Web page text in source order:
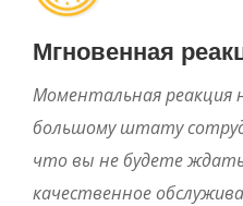
Мгновенная
Моментальная реакция
большому штату
что вы не будете
качественное